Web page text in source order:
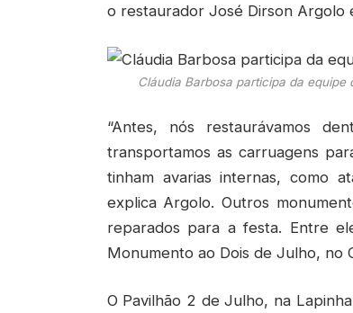
o restaurador José Dirson Argolo
Cláudia Barbosa participa da
“Antes, nós restaurávamos
transportamos as carruagens
tinham avarias internas, como
explica Argolo. Outros
reparados para a festa. Entre
Monumento ao Dois de Julho, no
O Pavilhão 2 de Julho, na